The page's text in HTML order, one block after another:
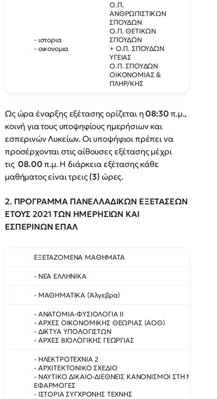
- ιστορια
- οικονομια
Ο.Π.
ΑΝΘΡΩΠΙΣΤΙΚΩΝ
ΣΠΟΥΔΩΝ
Ο.Π. ΘΕΤΙΚΩΝ
ΣΠΟΥΔΩΝ
+ Ο.Π. ΣΠΟΥΔΩΝ
ΥΓΕΙΑΣ
Ο.Π. ΣΠΟΥΔΩΝ
ΟΙΚΟΝΟΜΙΑΣ &
ΠΛΗΡ/ΚΗΣ
Ως ώρα έναρξης εξέτασης ορίζεται η08:30π.μ.,
κοινή για τους υποψηφίους ημερήσιων και
εσπερινών Λυκείων. Οι υποψήφιοι πρέπει να
προσέρχονται στις αίθουσες εξέτασης μέχρι
τις08.00π.μ. Η διάρκεια εξέτασης κάθε
μαθήματος είναι τρεις(3) ώρες.
2. ΠΡΟΓΡΑΜΜΑ ΠΑΝΕΛΛΑΔΙΚΩΝ ΕΞΕΤΑΣΕΩΝ
ΕΤΟΥΣ 2021 ΤΩΝ ΗΜΕΡΗΣΙΩΝ ΚΑΙ
ΕΣΠΕΡΙΝΩΝ ΕΠΑΛ
ΕΞΕΤΑΖΟΜΕΝΑ ΜΑΘΗΜΑΤΑ
- ΝΕΑ ΕΛΛΗΝΙΚΑ
- ΜΑΘΗΜΑΤΙΚΑ (Άλγεβρα)
- ΑΝΑΤΟΜΙΑ-ΦΥΣΙΟΛΟΓΙΑ II
- ΑΡΧΕΣ ΟΙΚΟΝΟΜΙΚΗΣ ΘΕΩΡΙΑΣ
- ΔΙΚΤΥΑ
- ΑΡΧΕΣ ΒΙΟΛΟΓΙΚΗΣ ΓΕΩΡΓΙΑΣ
- ΗΛΕΚΤΡΟΤΕΧΝΙΑ 2
- ΑΡΧΙΤΕΚΤΟΝΙΚΟ ΣΧΕΔΙΟ
- ΝΑΥΤΙΚΟ ΔΙΚΑΙΟ-ΔΙΕΘΝΕΙΣ ΚΑΝΟΝΙΣΜΟΙ ΣΤΗ
- ΙΣΤΟΡΙΑ ΣΥΓΧΡΟΝΗΣ ΤΕΧΝΗΣ